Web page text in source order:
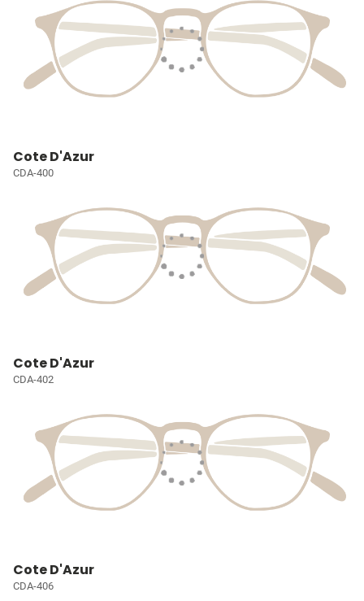
Cote D'Azur
CDA-400
Cote D'Azur
CDA-402
Cote D'Azur
CDA-406